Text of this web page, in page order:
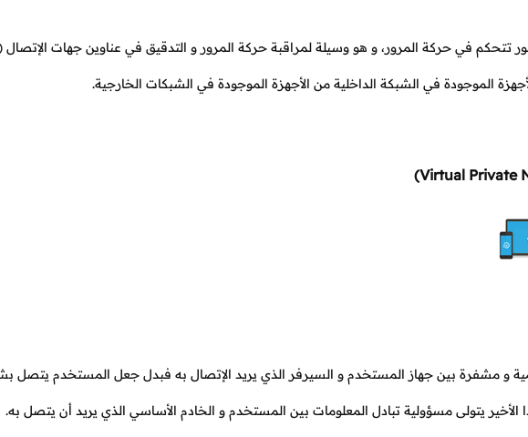
تتحكم في حركة المرور، و هو وسيلة لمراقبة حركة المرور و التدقيق في عناوين جهات
الموجودة في الشبكة الداخلية من الأجهزة الموجودة في الشبكات الخارجية.
و مشفرة بين جهاز المستخدم و السيرفر الذي يريد الإتصال به فبدل جعل المستخدم يتصل
يتولى مسؤولية تبادل المعلومات بين المستخدم و الخادم الأساسي الذي يريد أن يتصل به.